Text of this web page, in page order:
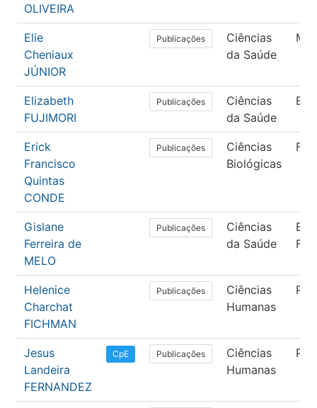
OLIVEIRA
Elie
Cheniaux
JÚNIOR
Publicações
Ciências
da Saúde
Elizabeth
FUJIMORI
Publicações
Ciências
da Saúde
Erick
Francisco
Quintas
CONDE
Publicações
Ciências
Biológicas
Gislane
Ferreira de
MELO
Publicações
Ciências
da Saúde
Helenice
Charchat
FICHMAN
Publicações
Ciências
Humanas
Jesus
Landeira
FERNANDEZ
CpE Publicações
Ciências
Humanas